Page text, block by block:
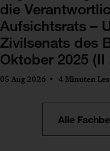
die
Aufsichtsrats –
Zivilsenats des
Oktober 2025 (II
05 Aug 2026 4 Minuten
Alle